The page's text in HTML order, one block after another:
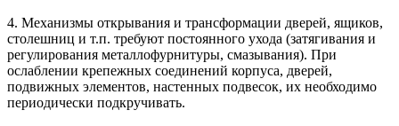
4. Механизмы открывания и трансформации дверей, ящиков,
столешниц и т.п. требуют постоянного ухода (затягивания и
регулирования металлофурнитуры, смазывания). При
ослаблении крепежных соединений корпуса, дверей,
подвижных элементов, настенных подвесок, их необходимо
периодически подкручивать.